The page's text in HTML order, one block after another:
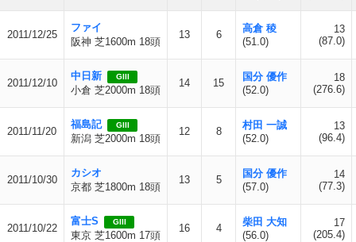
2011/12/25
ファイ
阪神 芝1600m 18頭
13 6
高倉 稜
(51.0)
13
(87.0)
2011/12/10
中日新 GIII
小倉 芝2000m 18頭
14 15
国分 優作
(52.0)
18
(276.6)
2011/11/20
福島記 GIII
新潟 芝2000m 18頭
12 8
村田 一誠
(52.0)
13
(96.4)
2011/10/30
カシオ
京都 芝1800m 18頭
13 5
国分 優作
(57.0)
14
(77.3)
2011/10/22
富士S GIII
東京 芝1600m 17頭
16 4
柴田 大知
(56.0)
17
(205.4)